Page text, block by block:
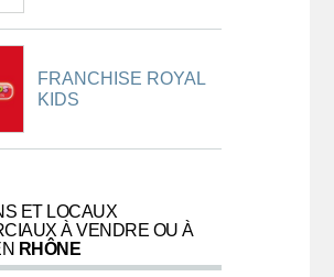
FRANCHISE ROYAL
KIDS
ET LOCAUX
À VENDRE OU À
RHÔNE